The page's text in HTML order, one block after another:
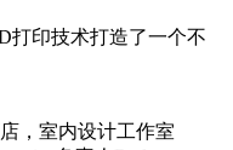
打印技术打造了一个不
，室内设计工作室